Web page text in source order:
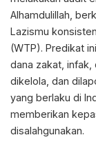
Alhamdulillah,
Lazismu
(WTP). Predikat
dana zakat, infak,
dikelola, dan
yang berlaku di
memberikan
disalahgunakan.